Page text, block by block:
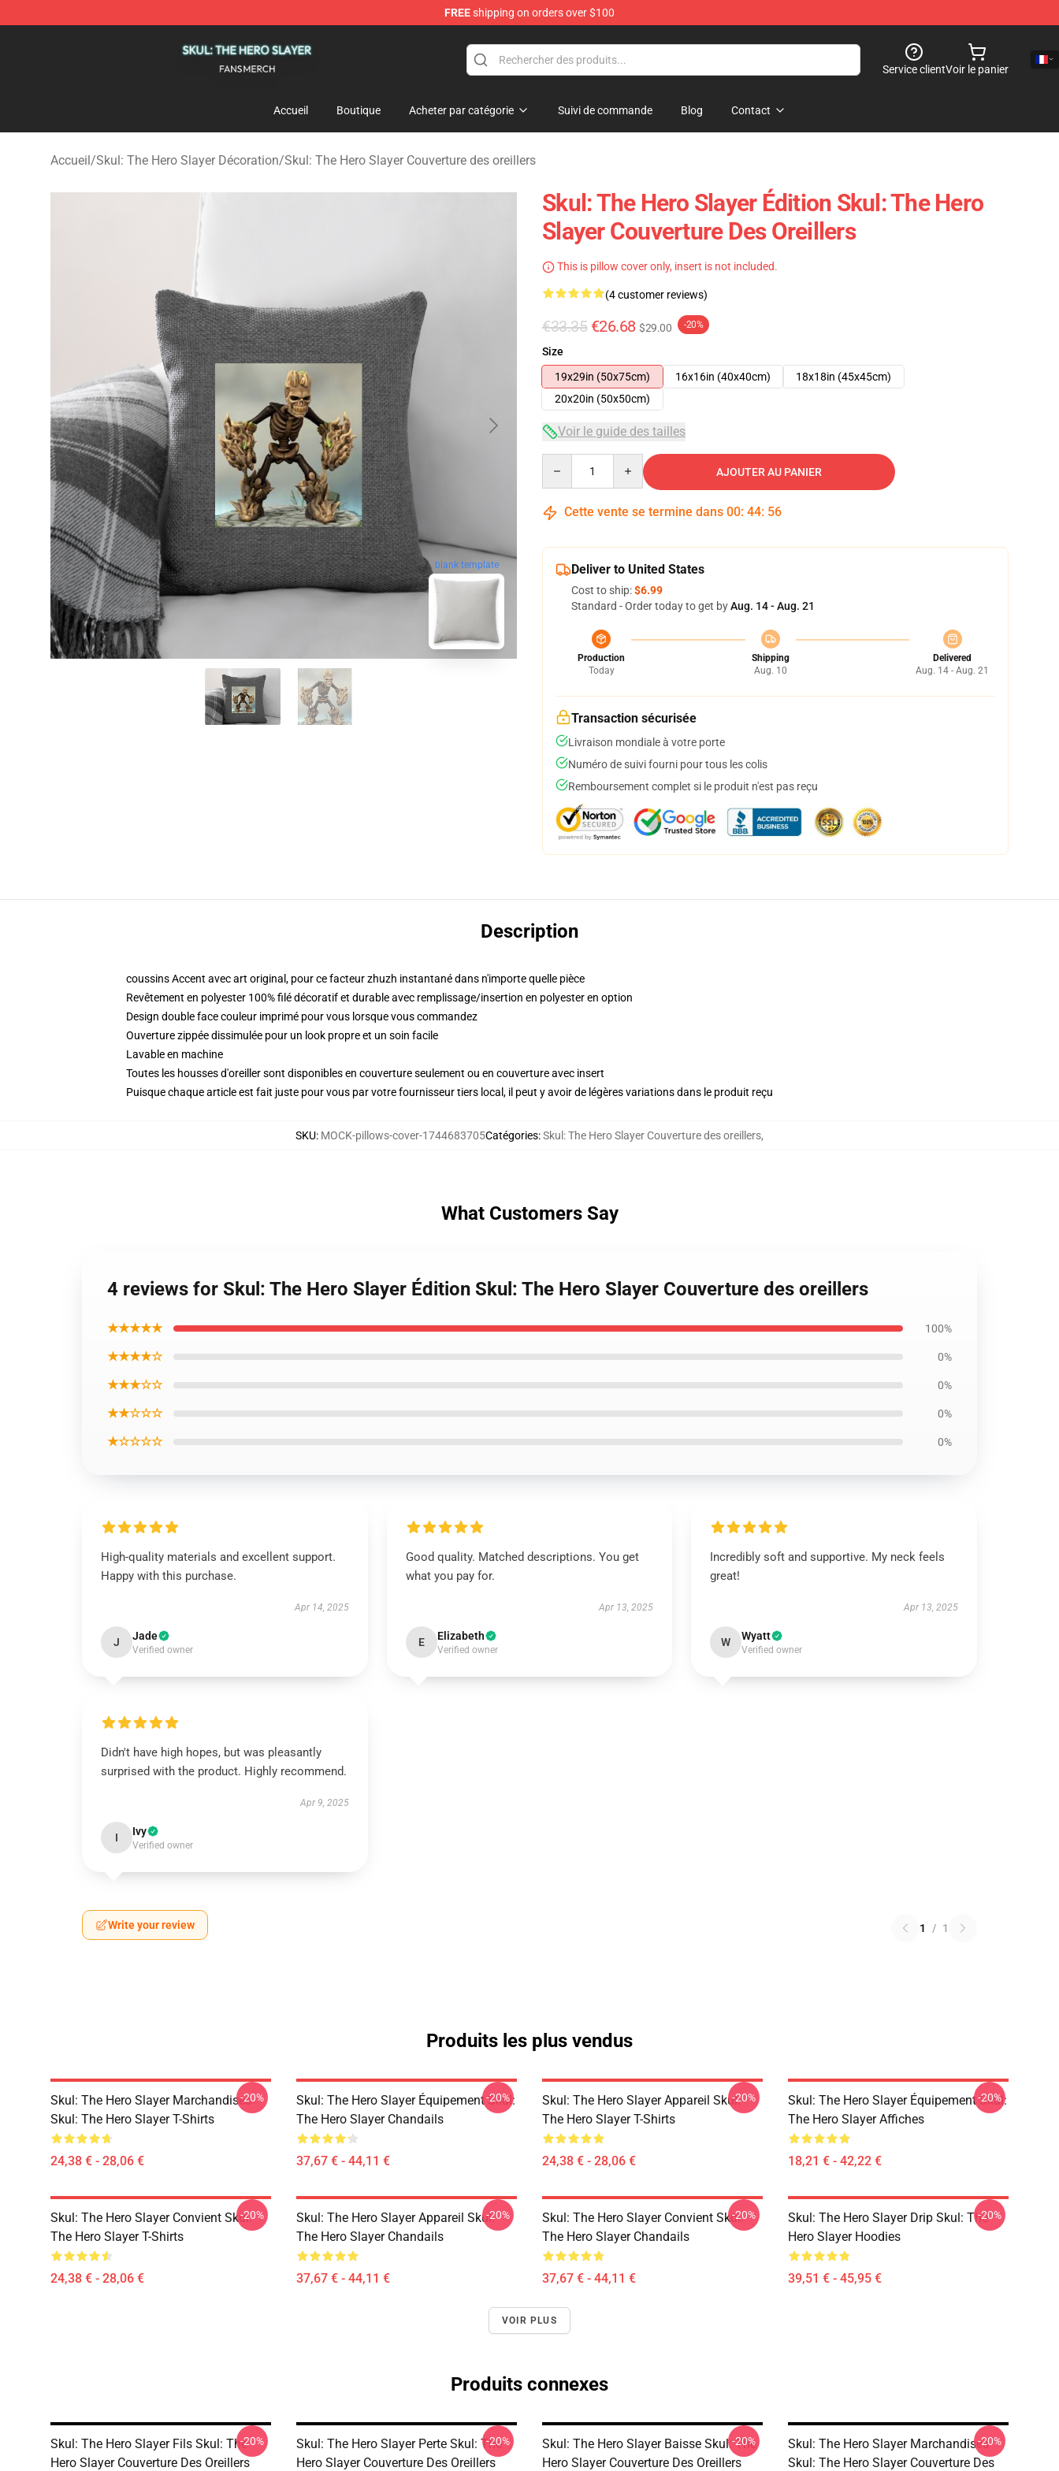
FREEshipping on orders over $100
Service clientVoir le panier
Accueil Boutique Acheter par catégorie Suivi de commande Blog Contact
Accueil/Skul: The Hero Slayer Décoration/Skul: The Hero Slayer Couverture des oreillers
blank template
Skul: The Hero Slayer Édition Skul: The Hero
Slayer Couverture Des Oreillers
This is pillow cover only, insert is not included.
(4 customer reviews)
€33.35 €26.68 $29.00 -20%
Size
19x29in (50x75cm)
16x16in (40x40cm)
18x18in (45x45cm)
20x20in (50x50cm)
Voir le guide des tailles
AJOUTER AU PANIER
Cette vente se termine dans 00: 44: 55
Deliver to United States
Cost to ship:$6.99
Standard - Order today to get byAug. 14 - Aug. 21
Production
Today
Shipping
Aug. 10
Delivered
Aug. 14 - Aug. 21
Transaction sécurisée
Livraison mondiale à votre porte
Numéro de suivi fourni pour tous les colis
Remboursement complet si le produit n'est pas reçu
Description
coussins Accent avec art original, pour ce facteur zhuzh instantané dans n'importe quelle pièce
Revêtement en polyester 100% filé décoratif et durable avec remplissage/insertion en polyester en option
Design double face couleur imprimé pour vous lorsque vous commandez
Ouverture zippée dissimulée pour un look propre et un soin facile
Lavable en machine
Toutes les housses d'oreiller sont disponibles en couverture seulement ou en couverture avec insert
Puisque chaque article est fait juste pour vous par votre fournisseur tiers local, il peut y avoir de légères variations dans le produit reçu
SKU: MOCK-pillows-cover-1744683705Catégories:Skul: The Hero Slayer Couverture des oreillers,
What Customers Say
4 reviews for Skul: The Hero Slayer Édition Skul: The Hero Slayer Couverture des oreillers
★★★★★ 100%
★★★★☆ 0%
★★★☆☆ 0%
★★☆☆☆ 0%
★☆☆☆☆ 0%
High-quality materials and excellent support.
Happy with this purchase.
Apr 14, 2025
J Jade
Verified owner
Good quality. Matched descriptions. You get
what you pay for.
Apr 13, 2025
E Elizabeth
Verified owner
Incredibly soft and supportive. My neck feels
great!
Apr 13, 2025
W Wyatt
Verified owner
Didn't have high hopes, but was pleasantly
surprised with the product. Highly recommend.
Apr 9, 2025
I Ivy
Verified owner
Write your review 1 / 1
Produits les plus vendus
Skul: The Hero Slayer Marchandises
Skul: The Hero Slayer T-Shirts
24,38 € - 28,06 €
-20%
Skul: The Hero Slayer Équipement Skul:
The Hero Slayer Chandails
37,67 € - 44,11 €
-20%
Skul: The Hero Slayer Appareil Skul:
The Hero Slayer T-Shirts
24,38 € - 28,06 €
-20%
Skul: The Hero Slayer Équipement Skul:
The Hero Slayer Affiches
18,21 € - 42,22 €
-20%
Skul: The Hero Slayer Convient Skul:
The Hero Slayer T-Shirts
24,38 € - 28,06 €
-20%
Skul: The Hero Slayer Appareil Skul:
The Hero Slayer Chandails
37,67 € - 44,11 €
-20%
Skul: The Hero Slayer Convient Skul:
The Hero Slayer Chandails
37,67 € - 44,11 €
-20%
Skul: The Hero Slayer Drip Skul: The
Hero Slayer Hoodies
39,51 € - 45,95 €
-20%
VOIR PLUS
Produits connexes
Skul: The Hero Slayer Fils Skul: The
Hero Slayer Couverture Des Oreillers
-20%
Skul: The Hero Slayer Perte Skul: The
Hero Slayer Couverture Des Oreillers
-20%
Skul: The Hero Slayer Baisse Skul: The
Hero Slayer Couverture Des Oreillers
-20%
Skul: The Hero Slayer Marchandises
Skul: The Hero Slayer Couverture Des
-20%